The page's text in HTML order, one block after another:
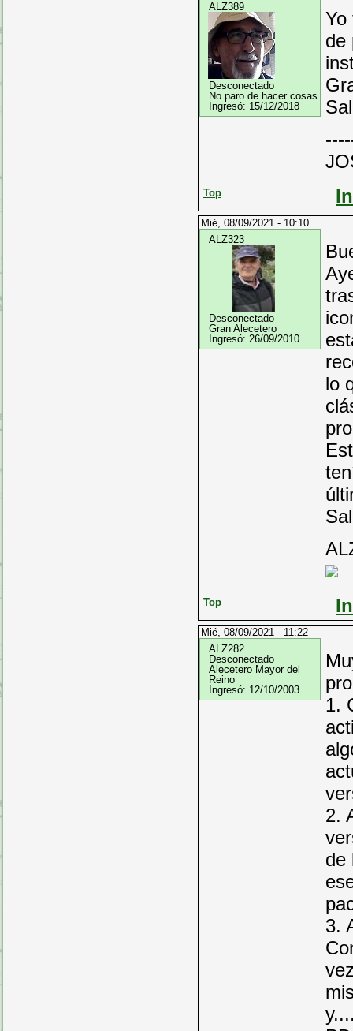
ALZ389
Desconectado
No paro de hacer cosas
Ingresó: 15/12/2018
Yo
de
Top
Mié, 08/09/2021 - 10:10
ALZ323
Desconectado
Gran Alecetero
Ingresó: 26/09/2010
lo
Top
Mié, 08/09/2021 - 11:22
ALZ282
Desconectado
Alecetero Mayor del
Reino
Ingresó: 12/10/2003
1.
2.
de
3.